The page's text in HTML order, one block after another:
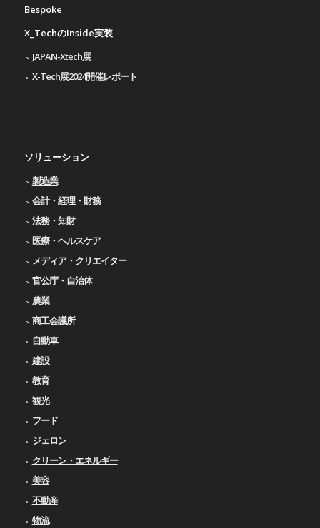
Bespoke
X_TechのInside実装
JAPAN-Xtech展
X-Tech展2024開催レポート
ソリューション
製造業
会計・経理・財務
法務・知財
医療・ヘルスケア
メディア・クリエイター
官公庁・自治体
農業
商工会議所
自動車
建設
教育
観光
フード
ジェロン
クリーン・エネルギー
美容
不動産
物流